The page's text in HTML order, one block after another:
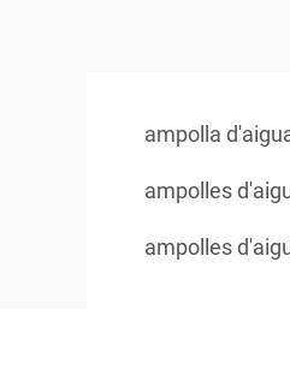
ampolla
ampolles
ampolles